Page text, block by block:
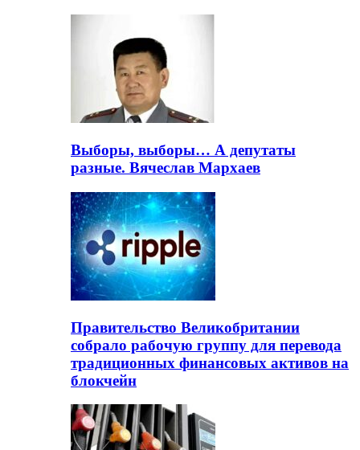
Выборы, выборы… А депутаты
разные. Вячеслав Мархаев
Правительство Великобритании
собрало рабочую группу для перевода
традиционных финансовых активов на
блокчейн